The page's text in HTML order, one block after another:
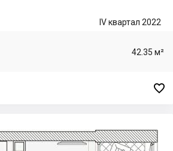
IV квартал 2022
42.35 м²
